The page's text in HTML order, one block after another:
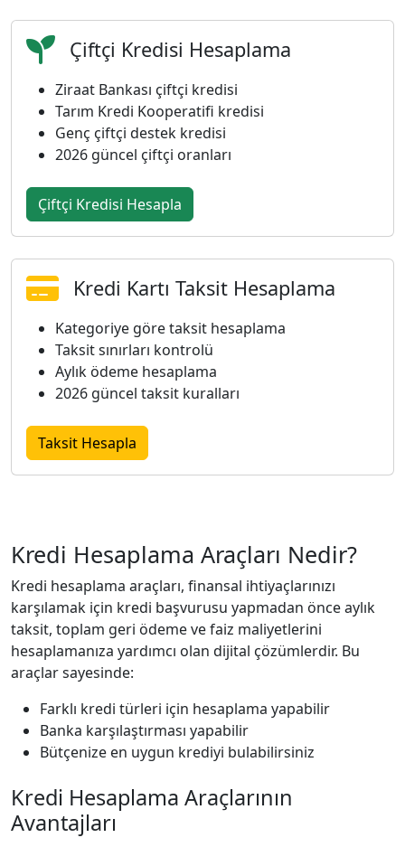
Çiftçi Kredisi Hesaplama
Ziraat Bankası çiftçi kredisi
Tarım Kredi Kooperatifi kredisi
Genç çiftçi destek kredisi
2026 güncel çiftçi oranları
Çiftçi Kredisi Hesapla
Kredi Kartı Taksit Hesaplama
Kategoriye göre taksit hesaplama
Taksit sınırları kontrolü
Aylık ödeme hesaplama
2026 güncel taksit kuralları
Taksit Hesapla
Kredi Hesaplama Araçları Nedir?
Kredi hesaplama araçları, finansal ihtiyaçlarınızı
karşılamak için kredi başvurusu yapmadan önce aylık
taksit, toplam geri ödeme ve faiz maliyetlerini
hesaplamanıza yardımcı olan dijital çözümlerdir. Bu
araçlar sayesinde:
Farklı kredi türleri için hesaplama yapabilir
Banka karşılaştırması yapabilir
Bütçenize en uygun krediyi bulabilirsiniz
Kredi Hesaplama Araçlarının
Avantajları